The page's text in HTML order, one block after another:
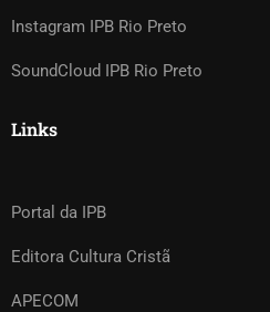
Instagram IPB Rio Preto
SoundCloud IPB Rio Preto
Links
Portal da IPB
Editora Cultura Cristã
APECOM